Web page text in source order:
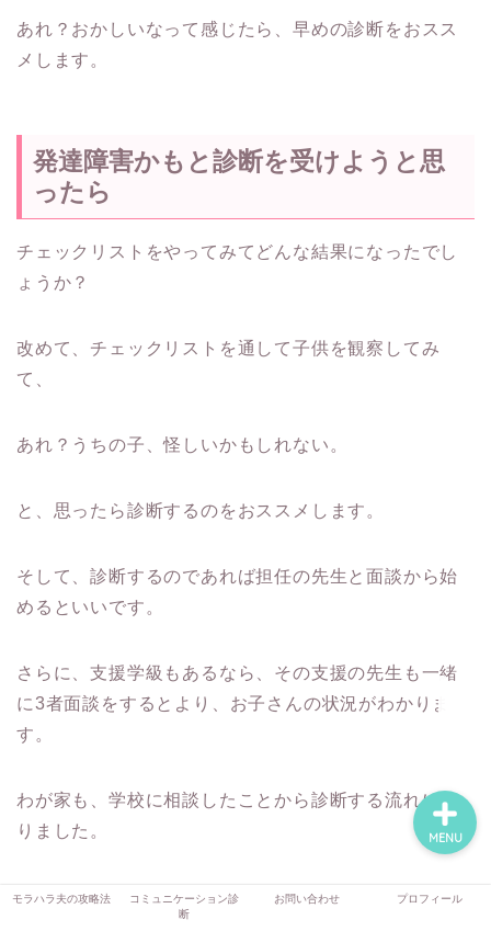
あれ？おかしいなって感じたら、早めの診断をおスス
メします。
発達障害かもと診断を受けようと思
ったら
チェックリストをやってみてどんな結果になったでし
ょうか？
改めて、チェックリストを通して子供を観察してみ
て、
あれ？うちの子、怪しいかもしれない。
と、思ったら診断するのをおススメします。
そして、診断するのであれば担任の先生と面談から始
めるといいです。
さらに、支援学級もあるなら、その支援の先生も一緒
に3者面談をするとより、お子さんの状況がわかりま
す。
わが家も、学校に相談したことから診断する流れにな
りました。
発達障害を調べようと思っても、どこに行けばいいか
モラハラ夫の攻略法
コミュニケーション診
断
お問い合わせ プロフィール
MENU
コミュニケーション診断
プロフィール